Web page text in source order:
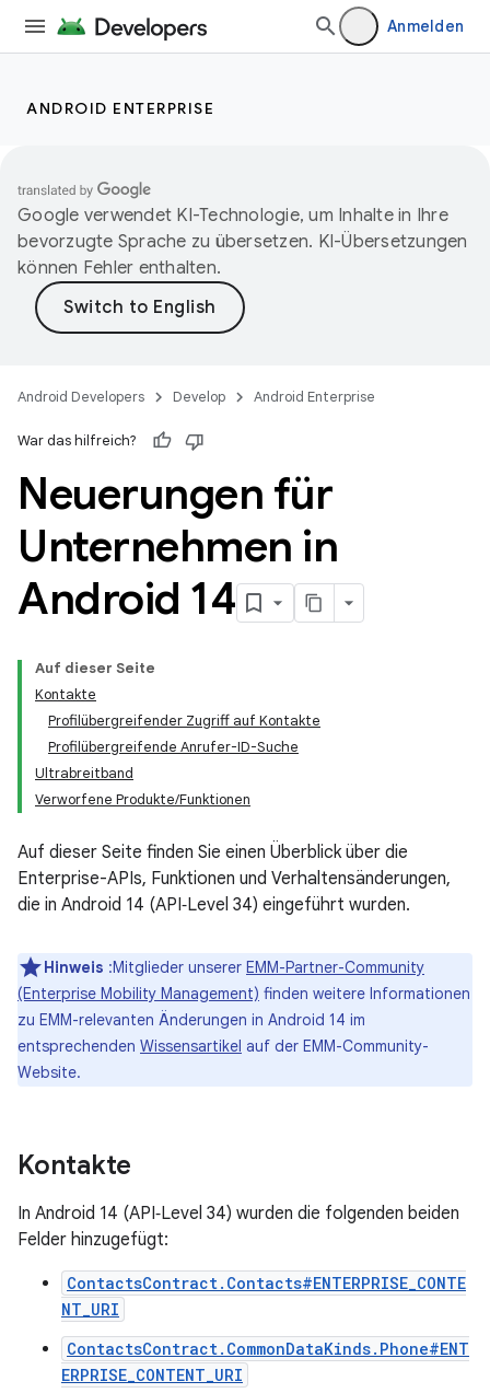
Anmelden
ANDROID ENTERPRISE
Google verwendet KI-Technologie, um Inhalte in Ihre
bevorzugte Sprache zu übersetzen. KI-Übersetzungen
können Fehler enthalten.
Android Developers Develop Android Enterprise
War das hilfreich?
Neuerungen für
Unternehmen in
Android 14
Auf dieser Seite
Kontakte
Profilübergreifender Zugriff auf Kontakte
Profilübergreifende Anrufer-ID-Suche
Ultrabreitband
Verworfene Produkte/Funktionen
Auf dieser Seite finden Sie einen Überblick über die
Enterprise-APIs, Funktionen und Verhaltensänderungen,
die in Android 14 (API‑Level 34) eingeführt wurden.
Hinweis :Mitglieder unserer EMM-Partner-Community
(Enterprise Mobility Management) finden weitere Informationen
zu EMM-relevanten Änderungen in Android 14 im
entsprechenden Wissensartikel auf der EMM-Community-
Website.
Kontakte
In Android 14 (API‑Level 34) wurden die folgenden beiden
Felder hinzugefügt:
ContactsContract.Contacts#ENTERPRISE_CONTE
NT_URI
ContactsContract.CommonDataKinds.Phone#ENT
ERPRISE_CONTENT_URI